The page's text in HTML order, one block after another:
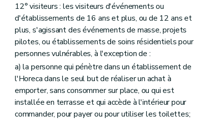
12° visiteurs : les visiteurs d'événements ou
d'établissements de 16 ans et plus, ou de 12 ans et
plus, s'agissant des événements de masse, projets
pilotes, ou établissements de soins résidentiels pour
personnes vulnérables, à l'exception de :
a) la personne qui pénètre dans un établissement de
l'Horeca dans le seul but de réaliser un achat à
emporter, sans consommer sur place, ou qui est
installée en terrasse et qui accède à l'intérieur pour
commander, pour payer ou pour utiliser les toilettes;